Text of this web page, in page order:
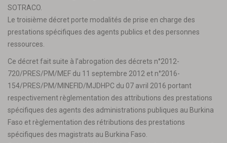
SOTRACO.
Le troisième décret porte modalités de prise en charge des
prestations spécifiques des agents publics et des personnes
ressources.
Ce décret fait suite à l’abrogation des décrets n°2012-
720/PRES/PM/MEF du 11 septembre 2012 et n°2016-
154/PRES/PM/MINEFID/MJDHPC du 07 avril 2016 portant
respectivement règlementation des attributions des prestations
spécifiques des agents des administrations publiques au Burkina
Faso et règlementation des rétributions des prestations
spécifiques des magistrats au Burkina Faso.